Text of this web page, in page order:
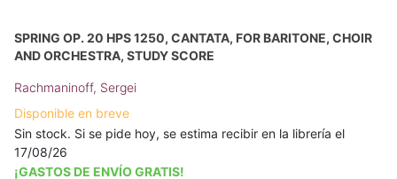
SPRING OP. 20 HPS 1250, CANTATA, FOR BARITONE, CHOIR
AND ORCHESTRA, STUDY SCORE
Rachmaninoff, Sergei
Disponible en breve
Sin stock. Si se pide hoy, se estima recibir en la librería el
17/08/26
¡GASTOS DE ENVÍO GRATIS!